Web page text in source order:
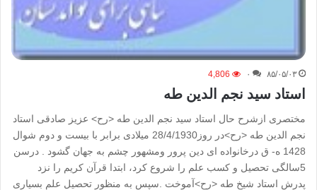
۸۵/۰۵/۰۳ ۰ 4,806
استاد سید نجم الدین طه
مختصری ازشرح حال استاد سید نجم الدین طه <رح> عزیز صادقی استاد
نجم الدین طه <رح>در روز28/4/1930 میلادی برابر با بیست و دوم شوال
1428 ه- ق درخانواده ای دین پرور ومشهور چشم به جهان گشود . درسن
5سالگی تحصیل و کسب علم را شروع کرد، ابتدا قرآن کریم را نزد
پدرش استاد شیخ طه <رح>آموخت .سپس به منظور تحصیل علم بسیاری